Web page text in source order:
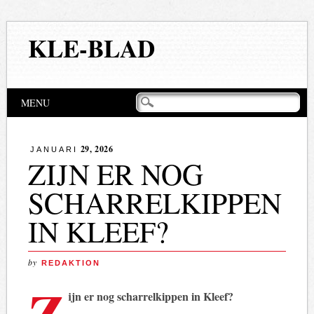
KLE-BLAD
Hoofdmenu
MENU
JANUARI 29, 2026
ZIJN ER NOG
SCHARRELKIPPEN
IN KLEEF?
by REDAKTION
ijn er nog scharrelkippen in Kleef?